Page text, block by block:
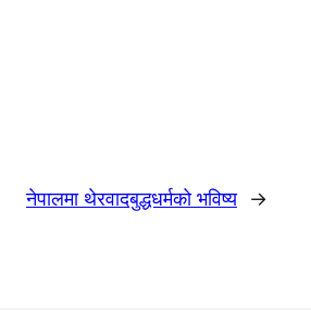
नेपालमा थेरवादबुद्धधर्मको भविष्य →